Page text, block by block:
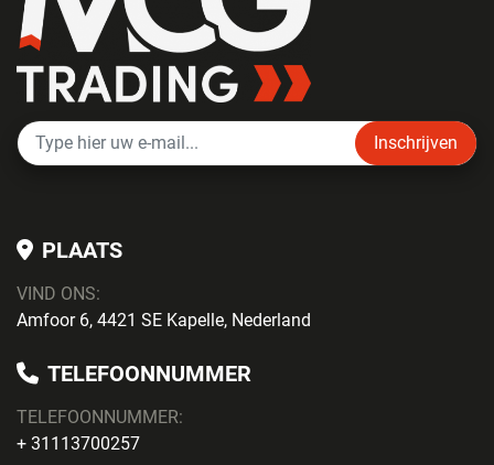
Inschrijven
PLAATS
VIND ONS:
Amfoor 6, 4421 SE Kapelle, Nederland
TELEFOONNUMMER
TELEFOONNUMMER:
+ 31113700257